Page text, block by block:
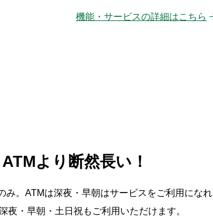
機能・サービスの詳細はこちら
より 断然長い！
み。ATMは深夜・早朝はサービスをご利用になれ
夜・早朝・土日祝もご利用いただけます。